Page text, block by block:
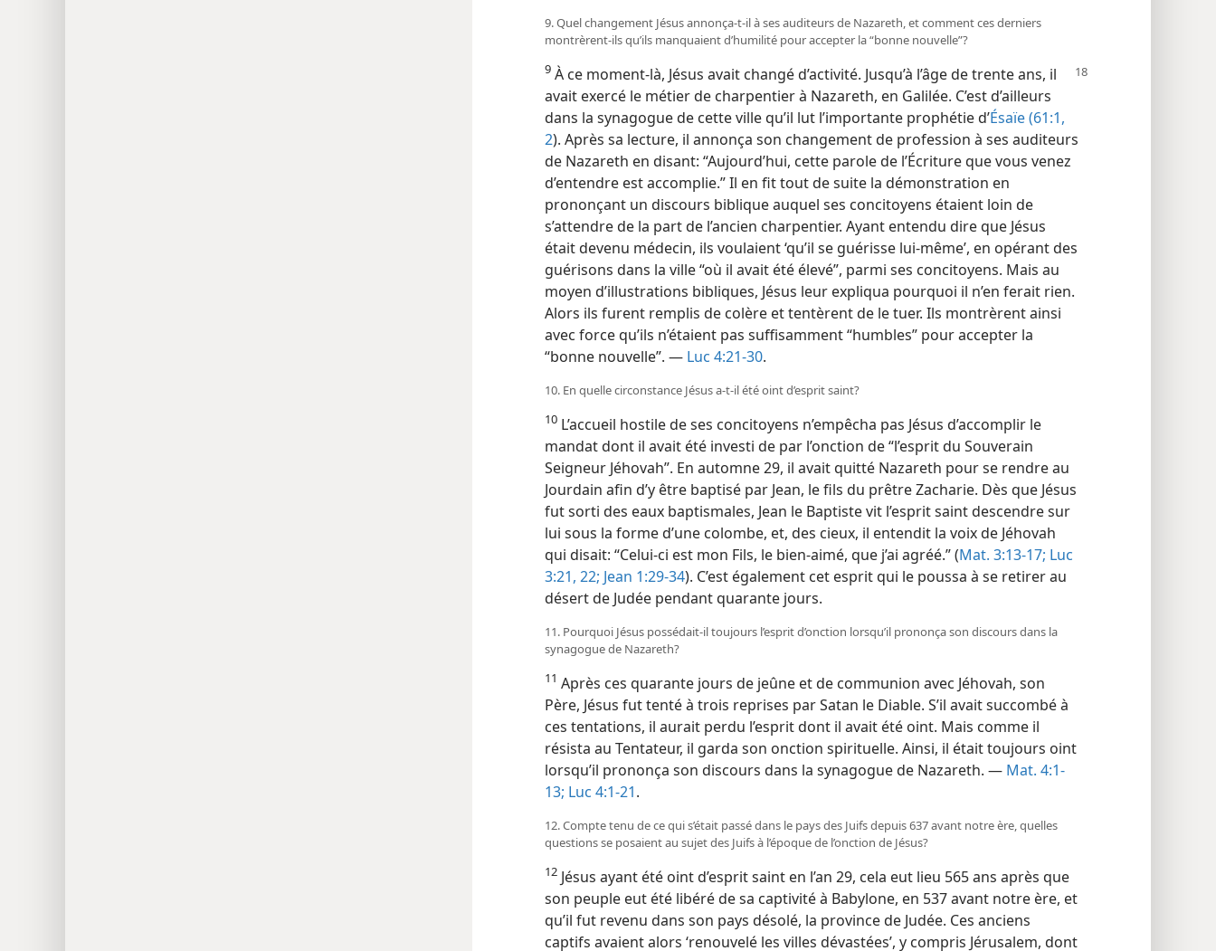
9. Quel changement Jésus annonça-​t-​il à ses auditeurs de Nazareth, et comment ces derniers
montrèrent-​ils qu’ils manquaient d’humilité pour accepter la “bonne nouvelle”?
9 À ce moment-​là, Jésus avait changé d’activité. Jusqu’à l’âge de trente ans, il
avait exercé le métier de charpentier à Nazareth, en Galilée. C’est d’ailleurs
dans la synagogue de cette ville qu’il lut l’importante prophétie d’Ésaïe (61:1,
2). Après sa lecture, il annonça son changement de profession à ses auditeurs
de Nazareth en disant: “Aujourd’hui, cette parole de l’Écriture que vous venez
d’entendre est accomplie.” Il en fit tout de suite la démonstration en
prononçant un discours biblique auquel ses concitoyens étaient loin de
s’attendre de la part de l’ancien charpentier. Ayant entendu dire que Jésus
était devenu médecin, ils voulaient ‘qu’il se guérisse lui-​même’, en opérant des
guérisons dans la ville “où il avait été élevé”, parmi ses concitoyens. Mais au
moyen d’illustrations bibliques, Jésus leur expliqua pourquoi il n’en ferait rien.
Alors ils furent remplis de colère et tentèrent de le tuer. Ils montrèrent ainsi
avec force qu’ils n’étaient pas suffisamment “humbles” pour accepter la
“bonne nouvelle”. — Luc 4:21-30.
10. En quelle circonstance Jésus a-​t-​il été oint d’esprit saint?
10 L’accueil hostile de ses concitoyens n’empêcha pas Jésus d’accomplir le
mandat dont il avait été investi de par l’onction de “l’esprit du Souverain
Seigneur Jéhovah”. En automne 29, il avait quitté Nazareth pour se rendre au
Jourdain afin d’y être baptisé par Jean, le fils du prêtre Zacharie. Dès que Jésus
fut sorti des eaux baptismales, Jean le Baptiste vit l’esprit saint descendre sur
lui sous la forme d’une colombe, et, des cieux, il entendit la voix de Jéhovah
qui disait: “Celui-ci est mon Fils, le bien-aimé, que j’ai agréé.” (Mat. 3:13-17; Luc
3:21, 22; Jean 1:29-34). C’est également cet esprit qui le poussa à se retirer au
désert de Judée pendant quarante jours.
11. Pourquoi Jésus possédait-​il toujours l’esprit d’onction lorsqu’il prononça son discours dans la
synagogue de Nazareth?
11 Après ces quarante jours de jeûne et de communion avec Jéhovah, son
Père, Jésus fut tenté à trois reprises par Satan le Diable. S’il avait succombé à
ces tentations, il aurait perdu l’esprit dont il avait été oint. Mais comme il
résista au Tentateur, il garda son onction spirituelle. Ainsi, il était toujours oint
lorsqu’il prononça son discours dans la synagogue de Nazareth. — Mat. 4:1-
13; Luc 4:1-21.
12. Compte tenu de ce qui s’était passé dans le pays des Juifs depuis 637 avant notre ère, quelles
questions se posaient au sujet des Juifs à l’époque de l’onction de Jésus?
12 Jésus ayant été oint d’esprit saint en l’an 29, cela eut lieu 565 ans après que
son peuple eut été libéré de sa captivité à Babylone, en 537 avant notre ère, et
qu’il fut revenu dans son pays désolé, la province de Judée. Ces anciens
captifs avaient alors ‘renouvelé les villes dévastées’, y compris Jérusalem, dont